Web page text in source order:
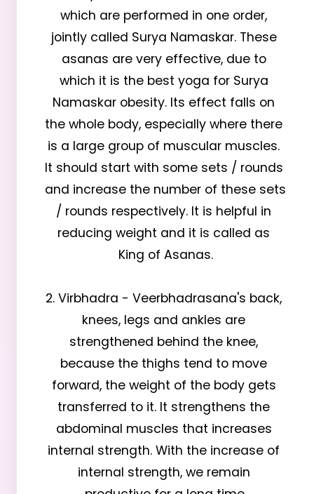
which are performed in one order,
jointly called Surya Namaskar. These
asanas are very effective, due to
which it is the best yoga for Surya
Namaskar obesity. Its effect falls on
the whole body, especially where there
is a large group of muscular muscles.
It should start with some sets / rounds
and increase the number of these sets
/ rounds respectively. It is helpful in
reducing weight and it is called as
King of Asanas.
2. Virbhadra - Veerbhadrasana's back,
knees, legs and ankles are
strengthened behind the knee,
because the thighs tend to move
forward, the weight of the body gets
transferred to it. It strengthens the
abdominal muscles that increases
internal strength. With the increase of
internal strength, we remain